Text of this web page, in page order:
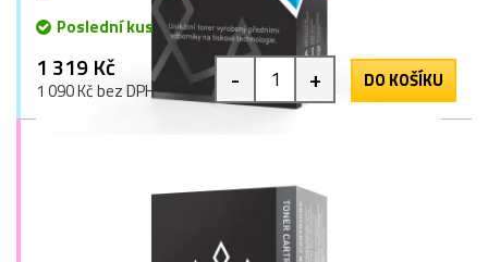
Poslední kus
1 319 Kč
1 090 Kč bez DPH - + DO KOŠÍKU